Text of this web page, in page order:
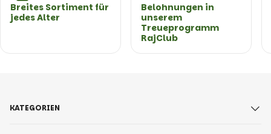
Breites Sortiment für
jedes Alter
Belohnungen in
unserem
Treueprogramm
RajClub
KATEGORIEN